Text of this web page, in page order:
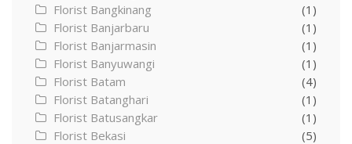
Florist Bangkinang
(1)
Florist Banjarbaru
(1)
Florist Banjarmasin
(1)
Florist Banyuwangi
(1)
Florist Batam
(4)
Florist Batanghari
(1)
Florist Batusangkar
(1)
Florist Bekasi
(5)